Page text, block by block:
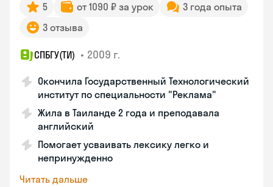
5 от 1090 ₽ за урок
3 года опыта
3 отзыва
СПБГУ(ТИ) • 2009 г.
Окончила Государственный Технологический
институт по специальности "Реклама"
Жила в Таиланде 2 года и преподавала
английский
Помогает усваивать лексику легко и
непринужденно
Читать дальше